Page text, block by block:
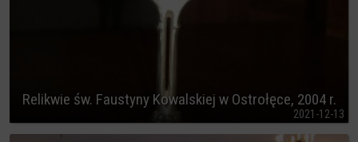
Relikwie św. Faustyny Kowalskiej w Ostrołęce, 2004 r.
2021-12-13